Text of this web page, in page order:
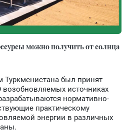
можно получить от солнца
Туркменистана был принят
возобновляемых источниках
нормативно-
практическому
энергии в различных